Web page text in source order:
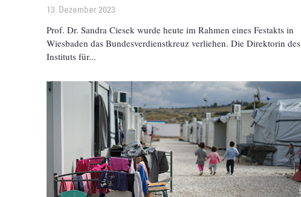
13. Dezember 2023
Prof. Dr. Sandra Ciesek wurde heute im Rahmen eines Festakts in
Wiesbaden das Bundesverdienstkreuz verliehen. Die Direktorin des
Instituts für